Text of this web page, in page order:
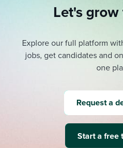
Let's
Explore our full platform
jobs, get candidates and
one
Request a
Start a free